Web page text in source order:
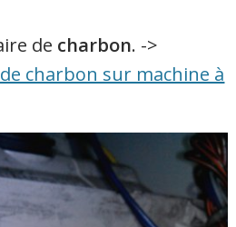
de charbon. ->
charbon sur machine à